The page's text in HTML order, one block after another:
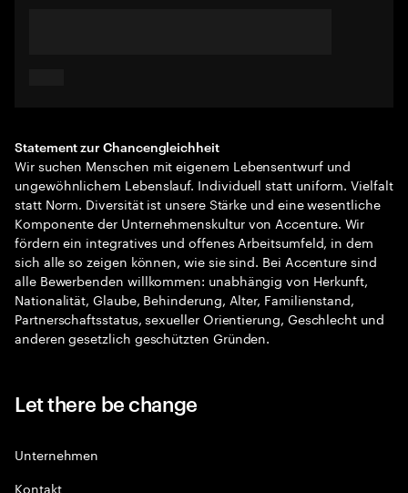
Statement zur Chancengleichheit
Wir suchen Menschen mit eigenem Lebensentwurf und
ungewöhnlichem Lebenslauf. Individuell statt uniform. Vielfalt
statt Norm. Diversität ist unsere Stärke und eine wesentliche
Komponente der Unternehmenskultur von Accenture. Wir
fördern ein integratives und offenes Arbeitsumfeld, in dem
sich alle so zeigen können, wie sie sind. Bei Accenture sind
alle Bewerbenden willkommen: unabhängig von Herkunft,
Nationalität, Glaube, Behinderung, Alter, Familienstand,
Partnerschaftsstatus, sexueller Orientierung, Geschlecht und
anderen gesetzlich geschützten Gründen.
Let there be change
Unternehmen
Kontakt